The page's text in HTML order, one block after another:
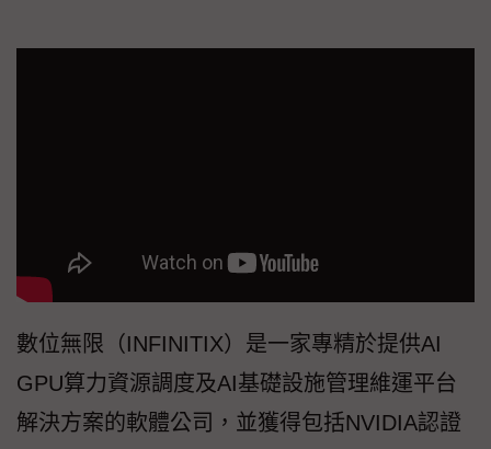
數位無限（INFINITIX）是一家專精於提供AI
GPU算力資源調度及AI基礎設施管理維運平台
解決方案的軟體公司，並獲得包括NVIDIA認證